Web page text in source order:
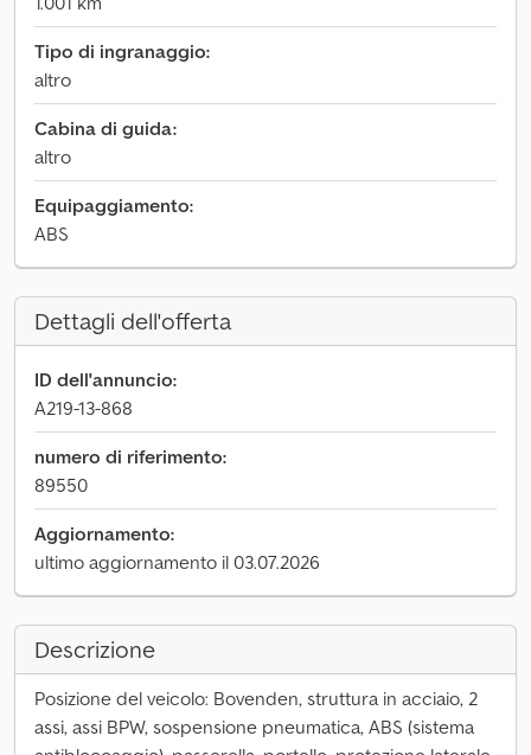
Tipo di ingranaggio:
altro
Cabina di guida:
altro
Equipaggiamento:
ABS
Dettagli dell'offerta
ID dell'annuncio:
A219-13-868
numero di riferimento:
89550
Aggiornamento:
ultimo aggiornamento il 03.07.2026
Descrizione
Posizione del veicolo: Bovenden, struttura in acciaio, 2
assi, assi BPW, sospensione pneumatica, ABS (sistema